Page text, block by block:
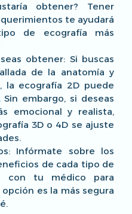
obtener? Tener
te ayudará
de ecografía más
obtener: Si buscas
de la anatomía y
la ecografía 2D puede
embargo, si deseas
emocional y realista,
3D o 4D se ajuste
Infórmate sobre los
de cada tipo de
con tu médico para
es la más segura